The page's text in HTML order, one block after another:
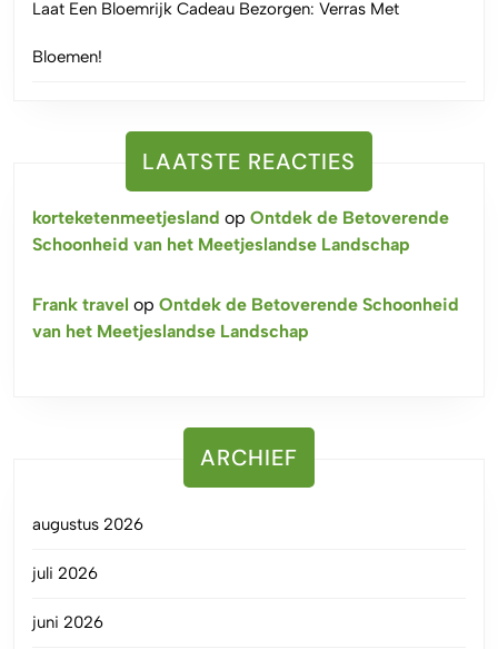
Laat Een Bloemrijk Cadeau Bezorgen: Verras Met
Bloemen!
LAATSTE REACTIES
korteketenmeetjesland op Ontdek de Betoverende
Schoonheid van het Meetjeslandse Landschap
Frank travel op Ontdek de Betoverende Schoonheid
van het Meetjeslandse Landschap
ARCHIEF
augustus 2026
juli 2026
juni 2026